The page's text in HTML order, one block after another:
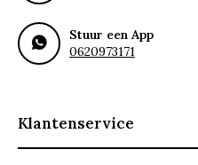
Stuur een App
0620973171
Klantenservice